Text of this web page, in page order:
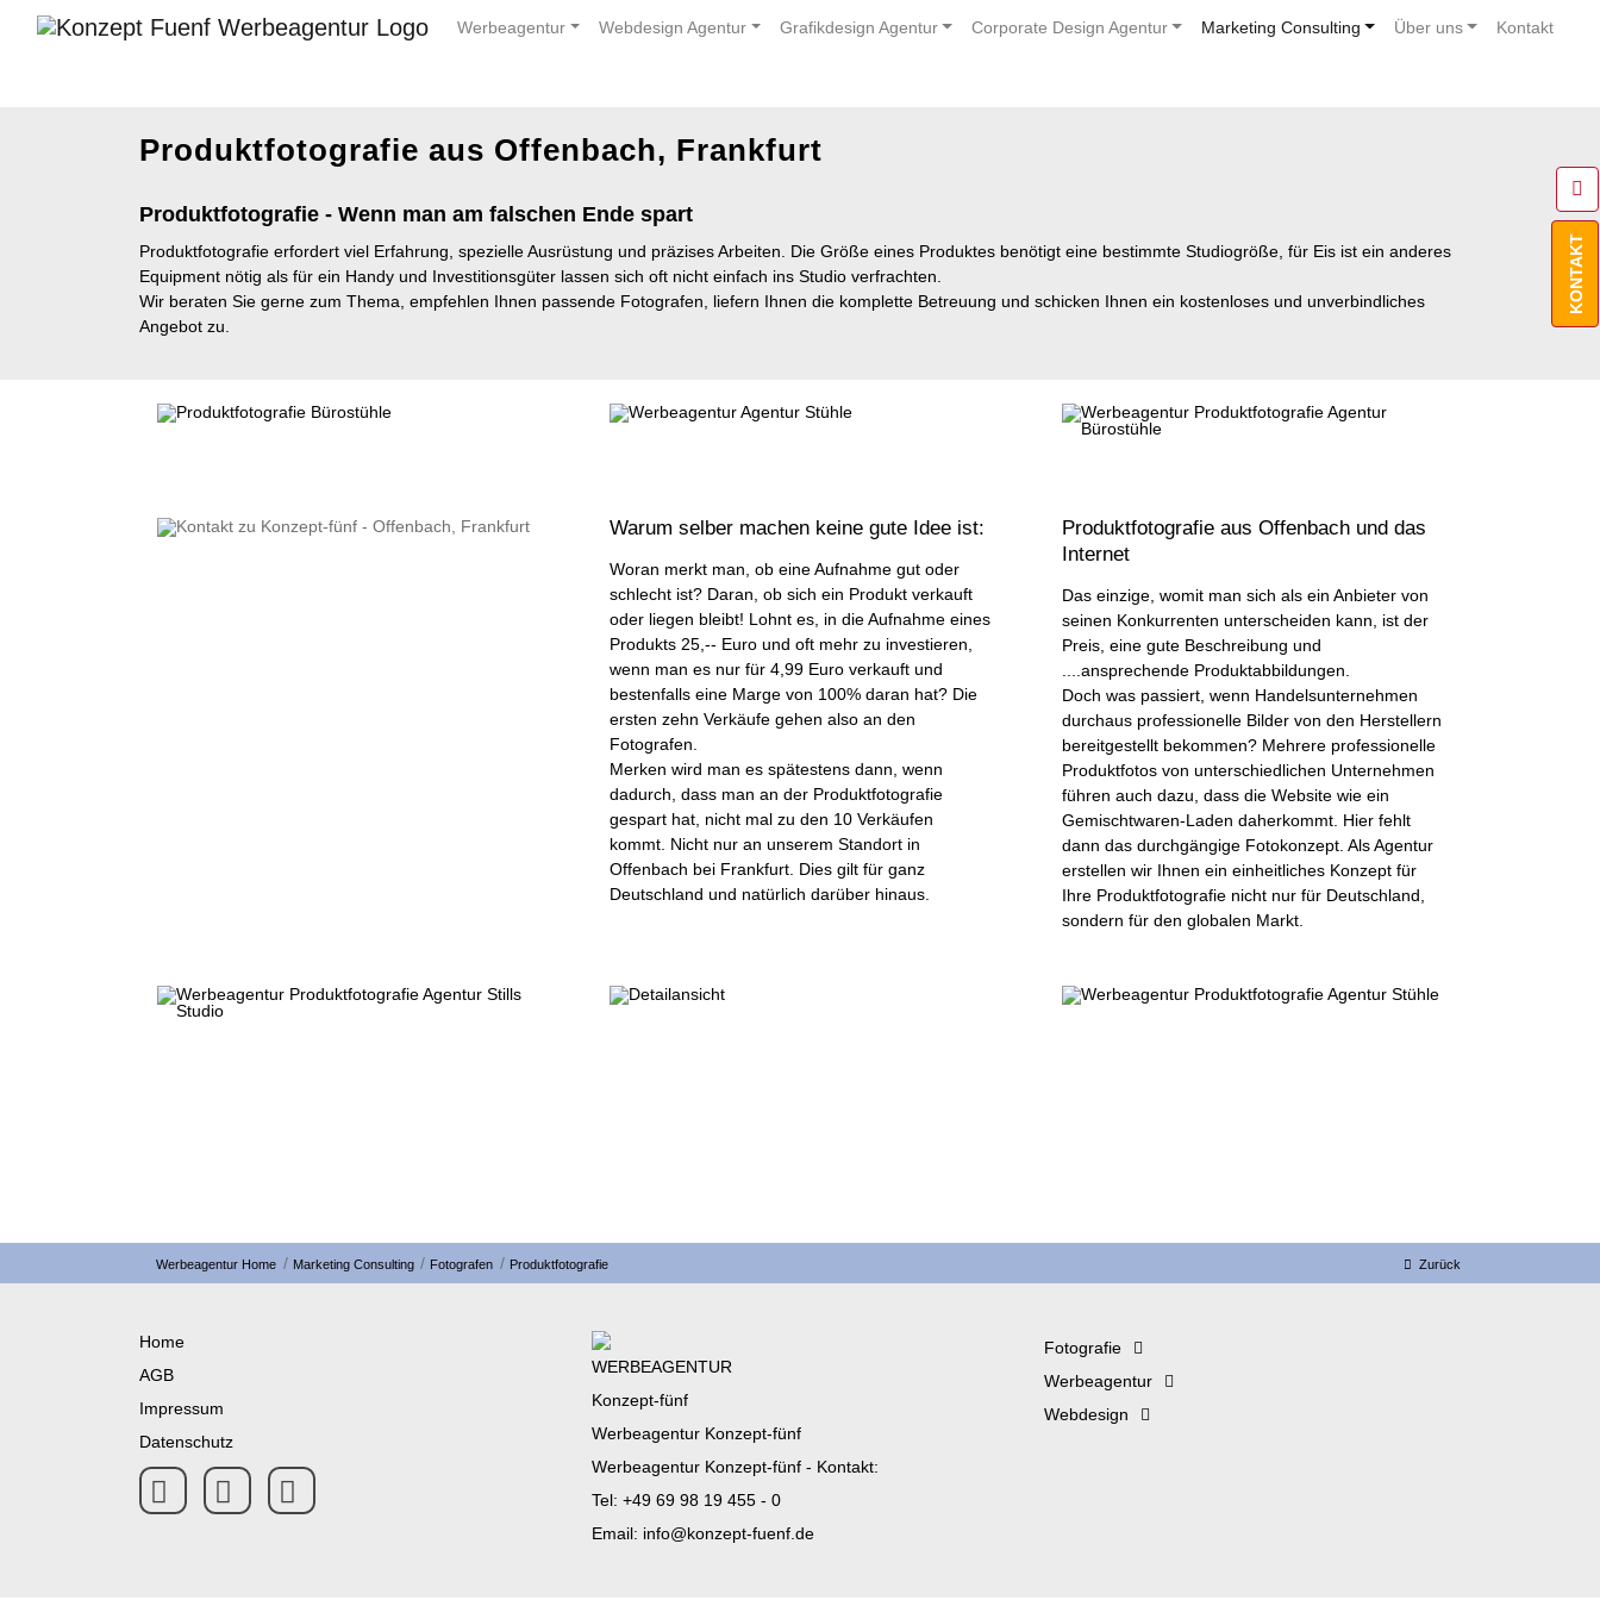
Werbeagentur Webdesign Agentur Grafikdesign Agentur Corporate Design Agentur Marketing Consulting Über uns Kontakt
KONTAKT
Produktfotografie aus Offenbach, Frankfurt
Produktfotografie - Wenn man am falschen Ende spart
Produktfotografie erfordert viel Erfahrung, spezielle Ausrüstung und präzises Arbeiten. Die Größe eines Produktes benötigt eine bestimmte Studiogröße, für Eis ist ein anderes
Equipment nötig als für ein Handy und Investitionsgüter lassen sich oft nicht einfach ins Studio verfrachten.
Wir beraten Sie gerne zum Thema, empfehlen Ihnen passende Fotografen, liefern Ihnen die komplette Betreuung und schicken Ihnen ein kostenloses und unverbindliches
Angebot zu.
Warum selber machen keine gute Idee ist:
Woran merkt man, ob eine Aufnahme gut oder
schlecht ist? Daran, ob sich ein Produkt verkauft
oder liegen bleibt! Lohnt es, in die Aufnahme eines
Produkts 25,-- Euro und oft mehr zu investieren,
wenn man es nur für 4,99 Euro verkauft und
bestenfalls eine Marge von 100% daran hat? Die
ersten zehn Verkäufe gehen also an den
Fotografen.
Merken wird man es spätestens dann, wenn
dadurch, dass man an der Produktfotografie
gespart hat, nicht mal zu den 10 Verkäufen
kommt. Nicht nur an unserem Standort in
Offenbach bei Frankfurt. Dies gilt für ganz
Deutschland und natürlich darüber hinaus.
Produktfotografie aus Offenbach und das
Internet
Das einzige, womit man sich als ein Anbieter von
seinen Konkurrenten unterscheiden kann, ist der
Preis, eine gute Beschreibung und
....ansprechende Produktabbildungen.
Doch was passiert, wenn Handelsunternehmen
durchaus professionelle Bilder von den Herstellern
bereitgestellt bekommen? Mehrere professionelle
Produktfotos von unterschiedlichen Unternehmen
führen auch dazu, dass die Website wie ein
Gemischtwaren-Laden daherkommt. Hier fehlt
dann das durchgängige Fotokonzept. Als Agentur
erstellen wir Ihnen ein einheitliches Konzept für
Ihre Produktfotografie nicht nur für Deutschland,
sondern für den globalen Markt.
Werbeagentur Home Marketing Consulting Fotografen Produktfotografie Zurück
Home
AGB
Impressum
Datenschutz
Werbeagentur Konzept-fünf
Werbeagentur Konzept-fünf - Kontakt:
Tel: +49 69 98 19 455 - 0
Email: info@konzept-fuenf.de
Fotografie
Werbeagentur
Webdesign